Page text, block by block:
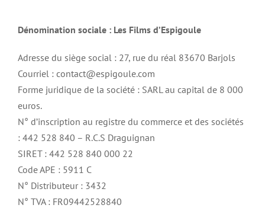
BOUTIQUE
PRO
CONTACTS
Dénomination sociale : Les Films d’Espigoule
Adresse du siège social : 27, rue du réal 83670 Barjols
Courriel : contact@espigoule.com
Forme juridique de la société : SARL au capital de 8 000
euros.
N° d’inscription au registre du commerce et des sociétés
: 442 528 840 – R.C.S Draguignan
SIRET : 442 528 840 000 22
Code APE : 5911 C
N° Distributeur : 3432
N° TVA : FR09442528840